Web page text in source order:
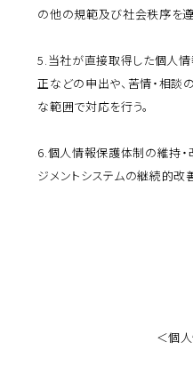
の他の規範及び社会秩序を遵
5.当社が直接取得した個人情
正などの申出や、苦情・相談
な範囲で対応を行う。
6.個人情報保護体制の維持
ジメントシステムの継続的改
＜個